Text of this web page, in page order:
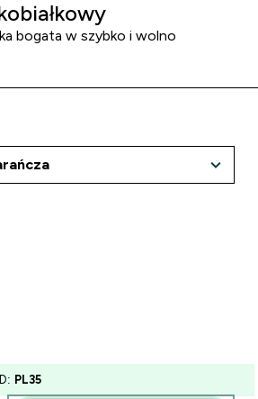
bogata w szybko i wolno
PL35